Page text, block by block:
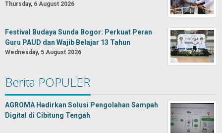
Thursday, 6 August 2026
Festival Budaya Sunda Bogor: Perkuat Peran
Guru PAUD dan Wajib Belajar 13 Tahun
Wednesday, 5 August 2026
Berita POPULER
AGROMA Hadirkan Solusi Pengolahan Sampah
Digital di Cibitung Tengah